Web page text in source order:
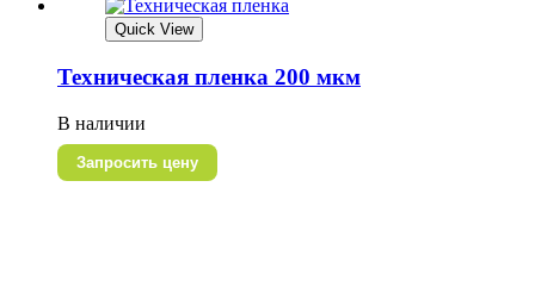
Quick View
Техническая пленка 200 мкм
В наличии
Запросить цену